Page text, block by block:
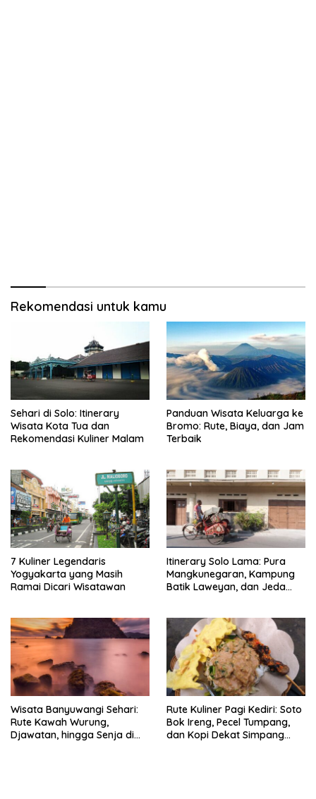
Rekomendasi untuk kamu
Sehari di Solo: Itinerary
Wisata Kota Tua dan
Rekomendasi Kuliner Malam
Panduan Wisata Keluarga ke
Bromo: Rute, Biaya, dan Jam
Terbaik
7 Kuliner Legendaris
Yogyakarta yang Masih
Ramai Dicari Wisatawan
Itinerary Solo Lama: Pura
Mangkunegaran, Kampung
Batik Laweyan, dan Jeda
Wisata Banyuwangi Sehari:
Rute Kawah Wurung,
Djawatan, hingga Senja di
Rute Kuliner Pagi Kediri: Soto
Bok Ireng, Pecel Tumpang,
dan Kopi Dekat Simpang